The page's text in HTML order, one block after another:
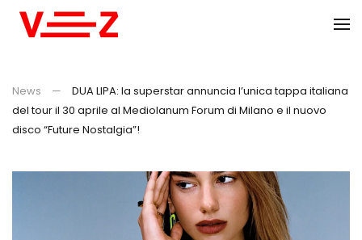
News
DUA LIPA: la superstar annuncia l’unica tappa italiana
del tour il 30 aprile al Mediolanum Forum di Milano e il nuovo
disco “Future Nostalgia”!